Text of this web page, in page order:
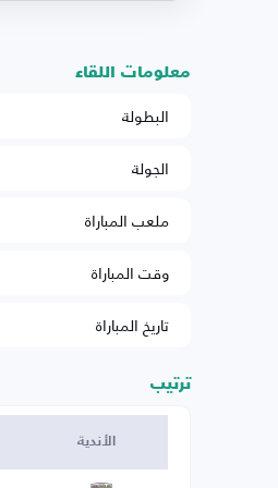
معلومات اللقاء
البطولة
الجولة
ملعب المباراة
وقت المباراة
تاريخ المباراة
ترتيب
الأندية